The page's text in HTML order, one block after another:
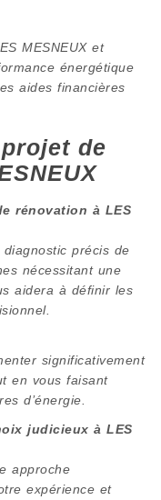
MESNEUXet
énergétique
aides financières
de
rénovation à LES
précis de
nécessitant une
aidera à définir les
significativement
en vous faisant
d’énergie.
judicieux à LES
approche
expérience et